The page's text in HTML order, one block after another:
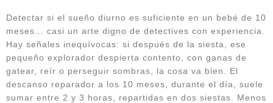
Detectar si el sueño diurno es suficiente en un bebé de 10
meses… casi un arte digno de detectives con experiencia.
Hay señales inequívocas: si después de la siesta, ese
pequeño explorador despierta contento, con ganas de
gatear, reír o perseguir sombras, la cosa va bien. El
descanso reparador a los 10 meses, durante el día, suele
sumar entre 2 y 3 horas, repartidas en dos siestas. Menos